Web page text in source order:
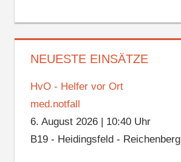
NEUESTE EINSÄTZE
HvO - Helfer vor Ort
med.notfall
6. August 2026| 10:40 Uhr
B19 - Heidingsfeld - Reichenberg